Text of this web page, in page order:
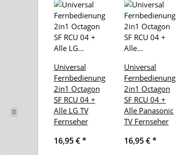
Universal
Fernbedienung
2in1 Octagon
SF RCU 04 +
Alle LG TV
Fernseher
16,95 €*
Universal
Fernbedienung
2in1 Octagon
SF RCU 04 +
Alle Panasonic
TV Fernseher
16,95 €*